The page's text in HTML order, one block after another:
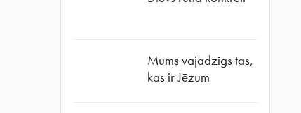
Mums vajadzīgs tas,
kas ir Jēzum